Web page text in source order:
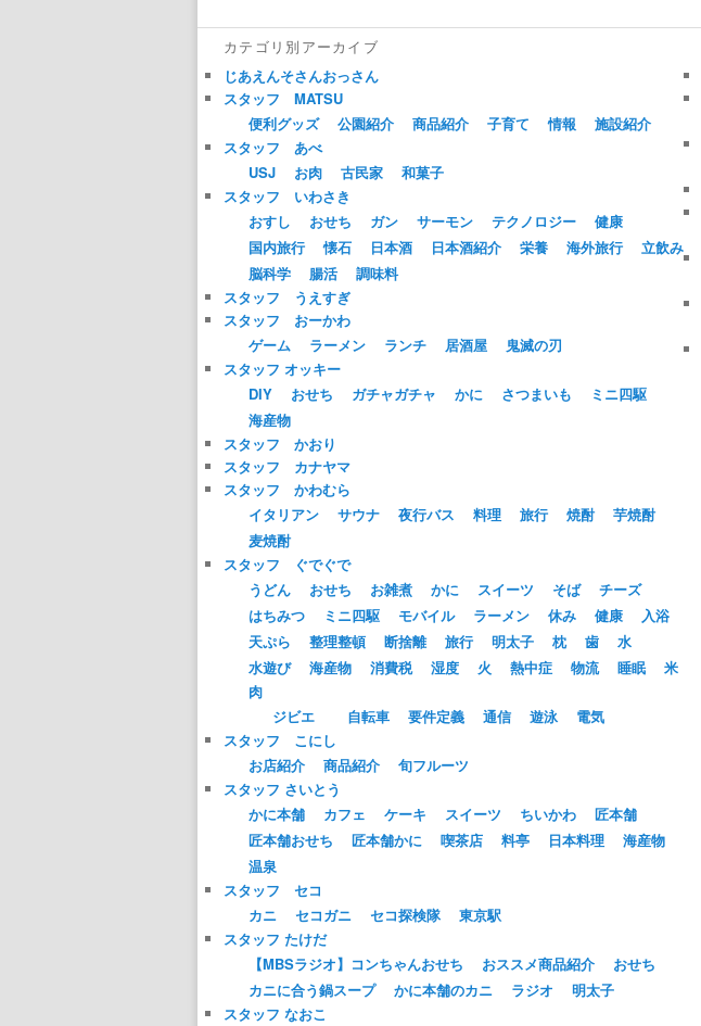
カテゴリ別アーカイブ
じあえんそさんおっさん
スタッフ MATSU
便利グッズ
公園紹介 商品紹介 子育て 情報
施設紹介
スタッフ あべ
USJ
お肉 古民家
和菓子
スタッフ いわさき
おすし
おせち ガン サーモン テクノロジー
健康
国内旅行
懐石 日本酒 日本酒紹介 栄養 海外旅行
立飲み
脳科学
腸活
調味料
スタッフ うえすぎ
スタッフ おーかわ
ゲーム
ラーメン ランチ 居酒屋
鬼滅の刃
スタッフ オッキー
DIY
おせち ガチャガチャ かに さつまいも
ミニ四駆
海産物
スタッフ かおり
スタッフ カナヤマ
スタッフ かわむら
イタリアン
サウナ 夜行バス 料理 旅行 焼酎
芋焼酎
麦焼酎
スタッフ ぐでぐで
うどん
おせち お雑煮 かに スイーツ そば
チーズ
はちみつ
ミニ四駆 モバイル ラーメン 休み 健康
入浴
天ぷら
整理整頓 断捨離 旅行 明太子 枕 歯
水
水遊び
海産物 消費税 湿度 火 熱中症 物流 睡眠
米
肉
ジビエ
自転車 要件定義 通信 遊泳
電気
スタッフ こにし
お店紹介
商品紹介
旬フルーツ
スタッフ さいとう
かに本舗
カフェ ケーキ スイーツ ちいかわ
匠本舗
匠本舗おせち
匠本舗かに 喫茶店 料亭 日本料理
海産物
温泉
スタッフ セコ
カニ
セコガニ セコ探検隊
東京駅
スタッフ たけだ
【MBSラジオ】コンちゃんおせち
おススメ商品紹介
おせち
カニに合う鍋スープ
かに本舗のカニ ラジオ
明太子
スタッフ なおこ